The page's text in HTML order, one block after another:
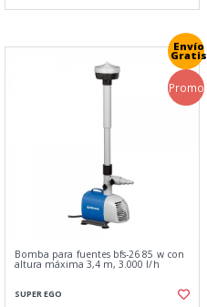
Envío
Gratis
Promo
Bomba para fuentes bfs-26 85 w con
altura máxima 3,4 m, 3.000 l/h
SUPER EGO